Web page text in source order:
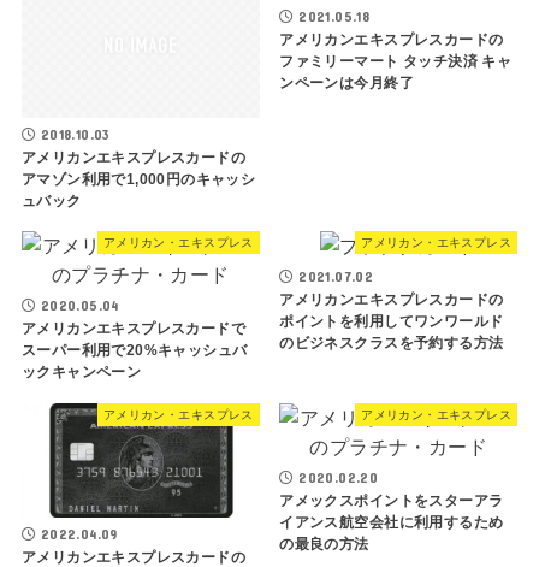
2018.10.03
アメリカンエキスプレスカードの
アマゾン利用で1,000円のキャッシ
ュバック
2021.05.18
アメリカンエキスプレスカードの
ファミリーマート タッチ決済 キャ
ンペーンは今月終了
アメリカン・エキスプレス
2020.05.04
アメリカンエキスプレスカードで
スーパー利用で20%キャッシュバ
ックキャンペーン
アメリカン・エキスプレス
2021.07.02
アメリカンエキスプレスカードの
ポイントを利用してワンワールド
のビジネスクラスを予約する方法
アメリカン・エキスプレス
2022.04.09
アメリカンエキスプレスカードの
アメリカン・エキスプレス
2020.02.20
アメックスポイントをスターアラ
イアンス航空会社に利用するため
の最良の方法